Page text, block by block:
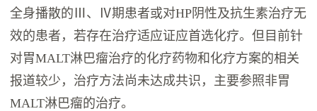
全身播散的Ⅲ、Ⅳ期患者或对HP阴性及抗生素治疗无
效的患者，若存在治疗适应证应首选化疗。但目前针
对胃MALT淋巴瘤治疗的化疗药物和化疗方案的相关
报道较少，治疗方法尚未达成共识，主要参照非胃
MALT淋巴瘤的治疗。